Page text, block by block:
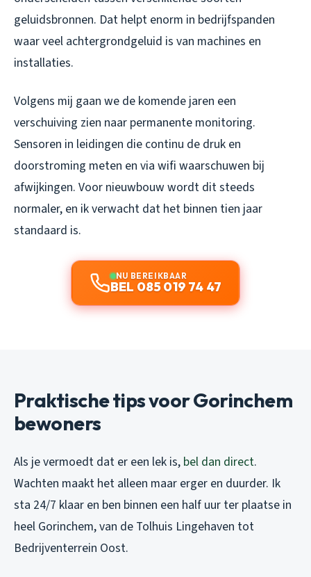
geluidsbronnen. Dat helpt enorm in bedrijfspanden
waar veel achtergrondgeluid is van machines en
installaties.
Volgens mij gaan we de komende jaren een
verschuiving zien naar permanente monitoring.
Sensoren in leidingen die continu de druk en
doorstroming meten en via wifi waarschuwen bij
afwijkingen. Voor nieuwbouw wordt dit steeds
normaler, en ik verwacht dat het binnen tien jaar
standaard is.
NU BEREIKBAAR
BEL 085 019 74 47
Praktische tips voor Gorinchem
bewoners
Als je vermoedt dat er een lek is, bel dan direct.
Wachten maakt het alleen maar erger en duurder. Ik
sta 24/7 klaar en ben binnen een half uur ter plaatse in
heel Gorinchem, van de Tolhuis Lingehaven tot
Bedrijventerrein Oost.